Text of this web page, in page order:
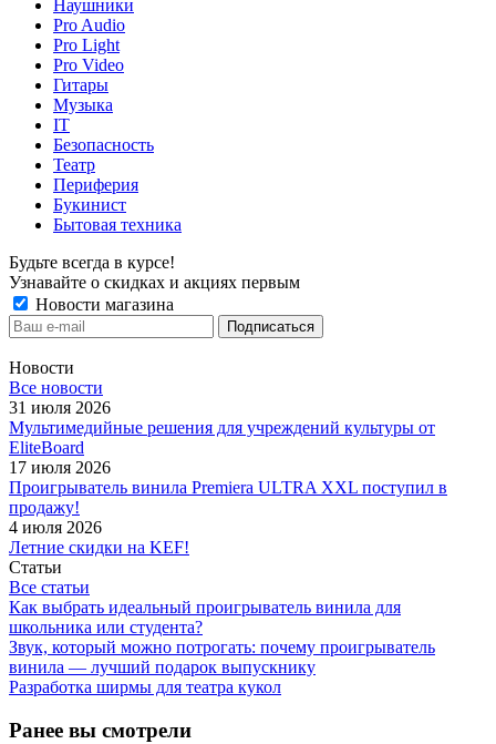
Наушники
Pro Audio
Pro Light
Pro Video
Гитары
Музыка
IT
Безопасность
Театр
Периферия
Букинист
Бытовая техника
Будьте всегда в курсе!
Узнавайте о скидках и акциях первым
Новости магазина
Новости
Все новости
31 июля 2026
Мультимедийные решения для учреждений культуры от
EliteBoard
17 июля 2026
Проигрыватель винила Premiera ULTRA XXL поступил в
продажу!
4 июля 2026
Летние скидки на KEF!
Статьи
Все статьи
Как выбрать идеальный проигрыватель винила для
школьника или студента?
Звук, который можно потрогать: почему проигрыватель
винила — лучший подарок выпускнику
Разработка ширмы для театра кукол
Ранее вы смотрели